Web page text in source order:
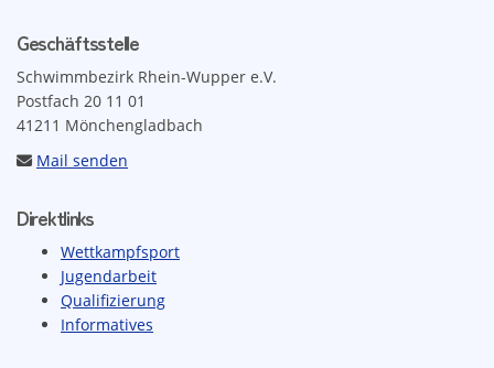
Geschäftsstelle
Schwimmbezirk Rhein-Wupper e.V.
Postfach 20 11 01
41211 Mönchengladbach
Mail senden
Direktlinks
Wettkampfsport
Jugendarbeit
Qualifizierung
Informatives